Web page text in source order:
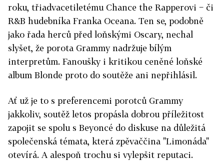
roku, třiadvacetiletému Chance the Rapperovi − či
R&B hudebníka Franka Oceana. Ten se, podobně
jako řada herců před loňskými Oscary, nechal
slyšet, že porota Grammy nadržuje bílým
interpretům. Fanoušky i kritikou ceněné loňské
album Blonde proto do soutěže ani nepřihlásil.
Ať už je to s preferencemi porotců Grammy
jakkoliv, soutěž letos propásla dobrou příležitost
zapojit se spolu s Beyoncé do diskuse na důležitá
společenská témata, která zpěvaččina "Limonáda"
otevírá. A alespoň trochu si vylepšit reputaci.